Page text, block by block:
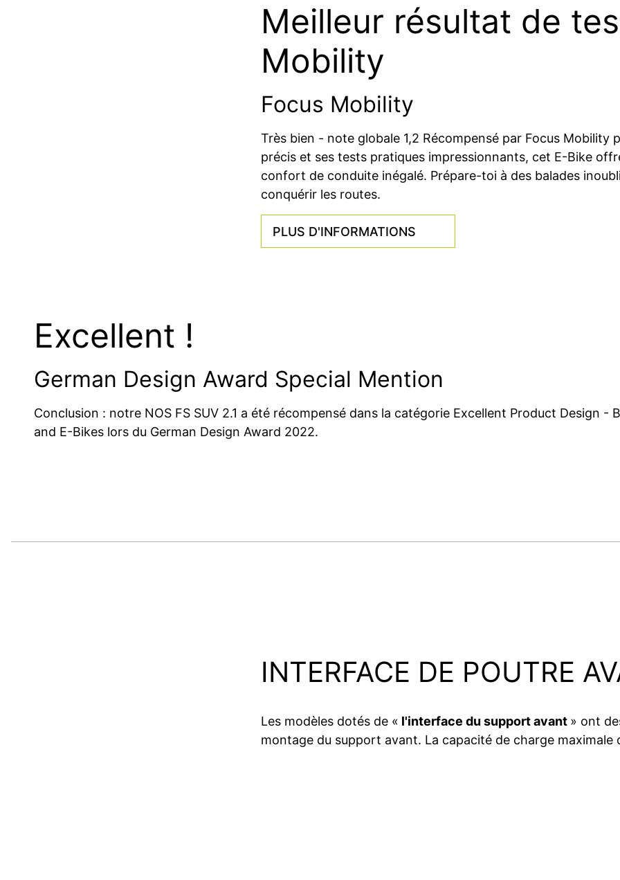
Meilleur résultat de
Mobility
Focus Mobility
Très bien - note globale 1,2 Récompensé par Focus
précis et ses tests pratiques impressionnants, cet E-Bike
confort de conduite inégalé. Prépare-toi à des balades
conquérir les routes.
PLUS D'INFORMATIONS
Excellent !
German Design Award Special Mention
Conclusion : notre NOS FS SUV 2.1 a été récompensé dans la catégorie Excellent Product Design -
and E-Bikes lors du German Design Award 2022.
INTERFACE DE POUTRE
Les modèles dotés de « l'interface du support avant » ont
montage du support avant. La capacité de charge